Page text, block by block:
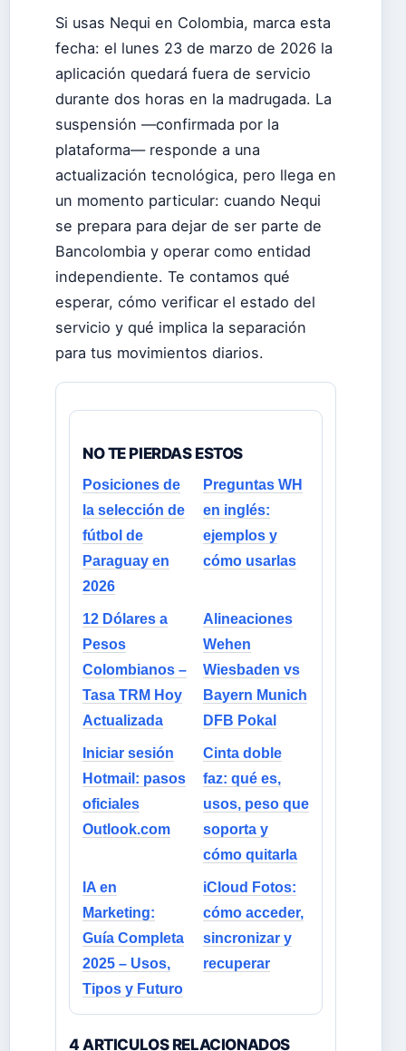
Si usas Nequi en Colombia, marca esta
fecha: el lunes 23 de marzo de 2026 la
aplicación quedará fuera de servicio
durante dos horas en la madrugada. La
suspensión —confirmada por la
plataforma— responde a una
actualización tecnológica, pero llega en
un momento particular: cuando Nequi
se prepara para dejar de ser parte de
Bancolombia y operar como entidad
independiente. Te contamos qué
esperar, cómo verificar el estado del
servicio y qué implica la separación
para tus movimientos diarios.
NO TE PIERDAS ESTOS
Posiciones de
la selección de
fútbol de
Paraguay en
2026
Preguntas WH
en inglés:
ejemplos y
cómo usarlas
12 Dólares a
Pesos
Colombianos –
Tasa TRM Hoy
Actualizada
Alineaciones
Wehen
Wiesbaden vs
Bayern Munich
DFB Pokal
Iniciar sesión
Hotmail: pasos
oficiales
Outlook.com
Cinta doble
faz: qué es,
usos, peso que
soporta y
cómo quitarla
IA en
Marketing:
Guía Completa
2025 – Usos,
Tipos y Futuro
iCloud Fotos:
cómo acceder,
sincronizar y
recuperar
4 ARTICULOS RELACIONADOS